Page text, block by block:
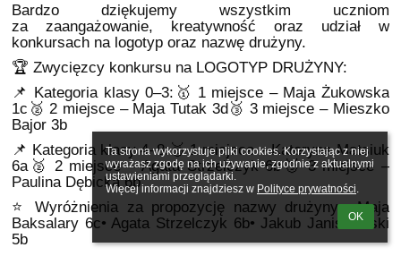
Ta strona wykorzystuje pliki cookies. Korzystając z niej
wyrażasz zgodę na ich używanie, zgodnie z aktualnymi
ustawieniami przeglądarki.
Więcej informacji znajdziesz w Polityce prywatności.
OK
Bardzo dziękujemy wszystkim uczniom
za zaangażowanie, kreatywność oraz udział w
konkursach na logotyp oraz nazwę drużyny.
🏆 Zwycięzcy konkursu na LOGOTYP DRUŻYNY:
📌 Kategoria klasy 0–3:🥇 1 miejsce – Maja Żukowska
1c🥈 2 miejsce – Maja Tutak 3d🥉 3 miejsce – Mieszko
Bajor 3b
📌 Kategoria klasy 4–8:🥇 1 miejsce – Kateryna Matsiuk
6a🥈 2 miejsce – Agata Strzelczyk 6b🥉 3 miejsce –
Paulina Dębicka 6b
⭐ Wyróżnienia za propozycję nazwy drużyny:• Maja
Baksalary 6c• Agata Strzelczyk 6b• Jakub Janiszewski
5b